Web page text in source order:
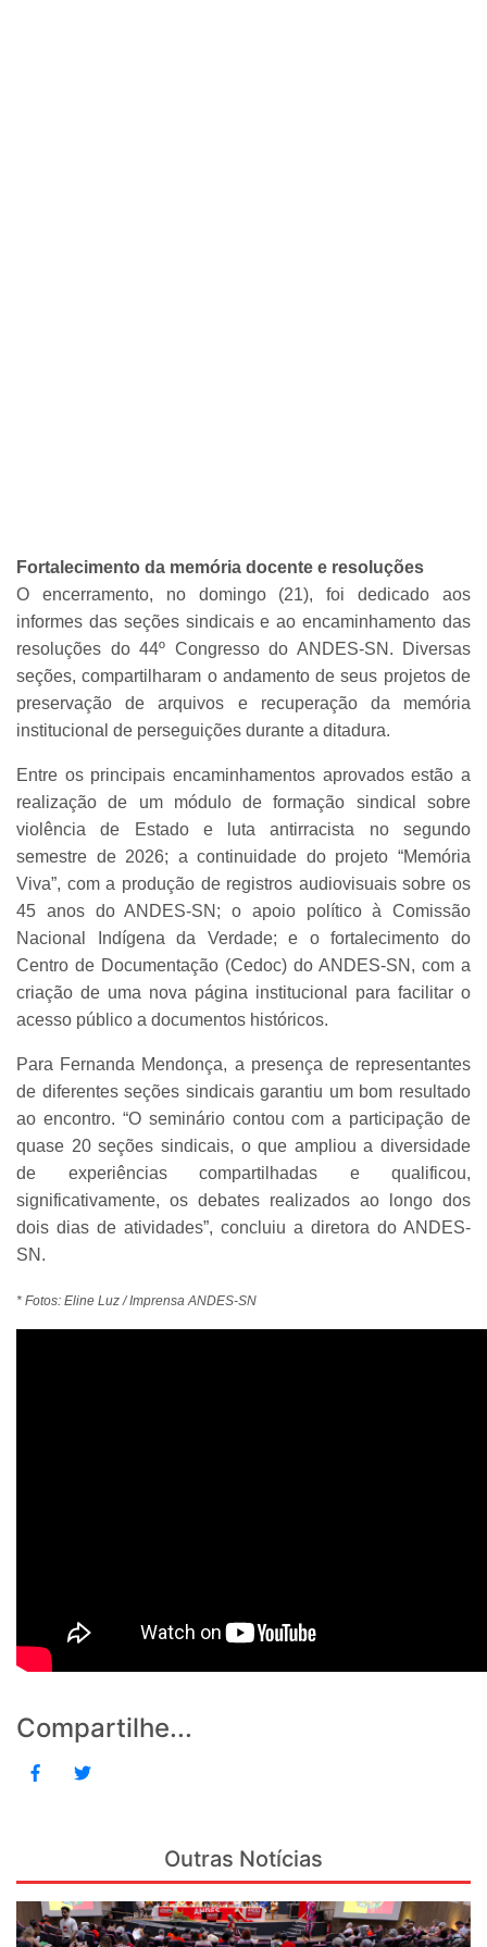
Fortalecimento da memória docente e resoluções
O encerramento, no domingo (21), foi dedicado aos
informes das seções sindicais e ao encaminhamento das
resoluções do 44º Congresso do ANDES-SN. Diversas
seções, compartilharam o andamento de seus projetos de
preservação de arquivos e recuperação da memória
institucional de perseguições durante a ditadura.
Entre os principais encaminhamentos aprovados estão a
realização de um módulo de formação sindical sobre
violência de Estado e luta antirracista no segundo
semestre de 2026; a continuidade do projeto “Memória
Viva”, com a produção de registros audiovisuais sobre os
45 anos do ANDES-SN; o apoio político à Comissão
Nacional Indígena da Verdade; e o fortalecimento do
Centro de Documentação (Cedoc) do ANDES-SN, com a
criação de uma nova página institucional para facilitar o
acesso público a documentos históricos.
Para Fernanda Mendonça, a presença de representantes
de diferentes seções sindicais garantiu um bom resultado
ao encontro. “O seminário contou com a participação de
quase 20 seções sindicais, o que ampliou a diversidade
de experiências compartilhadas e qualificou,
significativamente, os debates realizados ao longo dos
dois dias de atividades”, concluiu a diretora do ANDES-
SN.
* Fotos: Eline Luz / Imprensa ANDES-SN
Compartilhe...
Outras Notícias